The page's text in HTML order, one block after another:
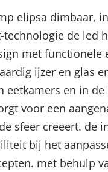
elipsa dimbaar,
de led
met functionele
ijzer en glas
eetkamers en in
voor een
sfeer creeert. de
bij het
met behulp